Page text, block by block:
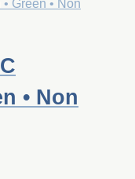
• Non